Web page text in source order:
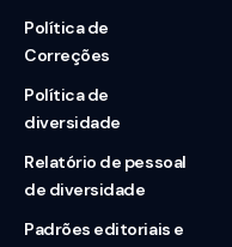
Política de
Correções
Política de
diversidade
Relatório de pessoal
de diversidade
Padrões editoriais e